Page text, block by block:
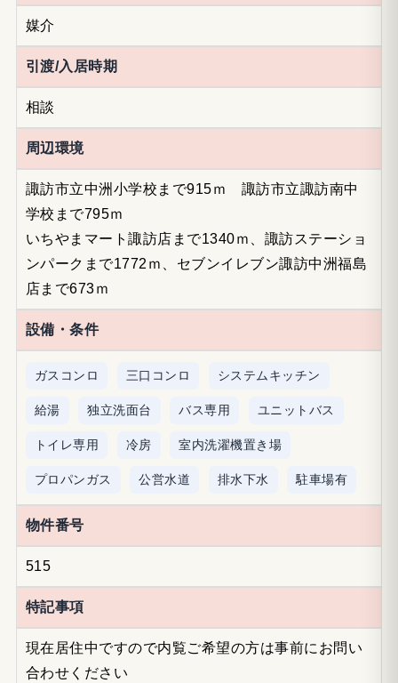
媒介
引渡/入居時期
相談
周辺環境
諏訪市立中洲小学校まで915ｍ 諏訪市立諏訪南中
学校まで795ｍ
いちやまマート諏訪店まで1340ｍ、諏訪ステーショ
ンパークまで1772ｍ、セブンイレブン諏訪中洲福島
店まで673ｍ
設備・条件
ガスコンロ 三口コンロ システムキッチン
給湯 独立洗面台 バス専用 ユニットバス
トイレ専用 冷房 室内洗濯機置き場
プロパンガス 公営水道 排水下水 駐車場有
物件番号
515
特記事項
現在居住中ですので内覧ご希望の方は事前にお問い
合わせください